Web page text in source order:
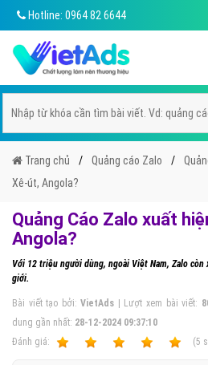
Hotline: 0964 82 6644
Trang chủ Quảng cáo Zalo
Xê-út, Angola?
Quảng Cáo Zalo xuất
Angola?
Với 12 triệu người dùng, ngoài Việt Nam, Zalo
giới.
Bài viết tạo bởi:VietAds | Lượt xem bài viết:
dung gần nhất: 28-12-2024 09:37:10
Ðánh giá:
(5